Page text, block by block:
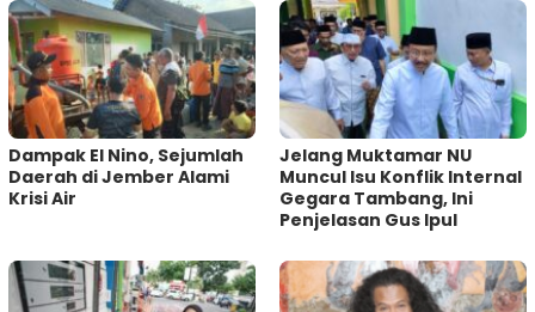
Dampak El Nino, Sejumlah
Daerah di Jember Alami
Krisi Air
Jelang Muktamar NU
Muncul Isu Konflik Internal
Gegara Tambang, Ini
Penjelasan Gus Ipul